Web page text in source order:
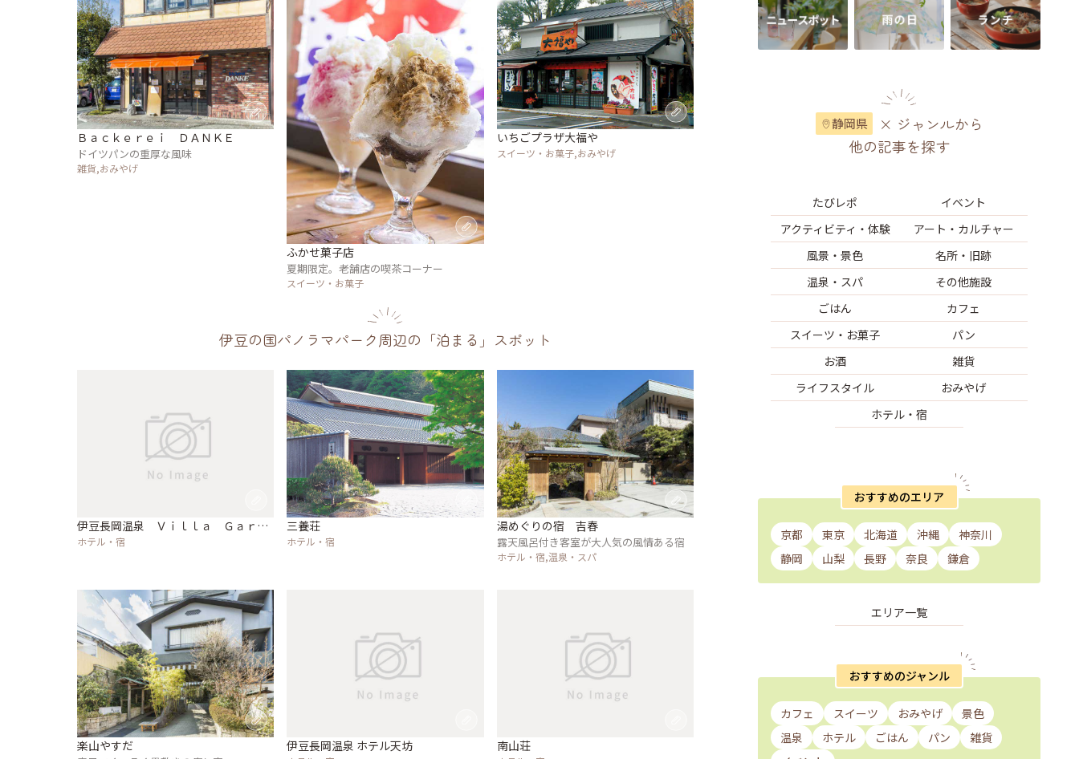
Ｂａｃｋｅｒｅｉ ＤＡＮＫＥ
ドイツパンの重厚な風味
雑貨,おみやげ
ふかせ菓子店
夏期限定。老舗店の喫茶コーナー
スイーツ・お菓子
いちごプラザ大福や
スイーツ・お菓子,おみやげ
伊豆の国パノラマパーク周辺の「泊まる」スポット
伊豆長岡温泉 Ｖｉｌｌａ Ｇａｒｄ
ｅｎ 石のや
ホテル・宿
三養荘
ホテル・宿
湯めぐりの宿 吉春
露天風呂付き客室が大人気の風情ある宿
ホテル・宿,温泉・スパ
楽山やすだ 伊豆長岡温泉 ホテル天坊 南山荘
静岡県
× ジャンルから
他の記事を探す
たびレポ
イベント
アクティビティ・体験
アート・カルチャー
風景・景色
名所・旧跡
温泉・スパ
その他施設
ごはん
カフェ
スイーツ・お菓子
パン
お酒
雑貨
ライフスタイル
おみやげ
ホテル・宿
おすすめのエリア
京都 東京 北海道 沖縄
神奈川
静岡
山梨 長野 奈良 鎌倉
エリア一覧
おすすめのジャンル
カフェ スイーツ おみやげ
景色
温泉
ホテル ごはん パン
雑貨